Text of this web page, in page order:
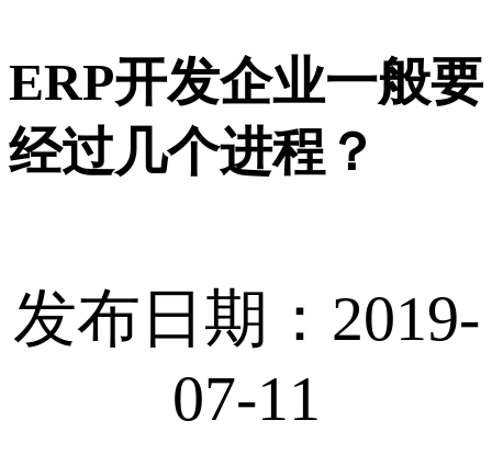
ERP开发企业一般要
经过几个进程？
发布日期：2019-
07-11